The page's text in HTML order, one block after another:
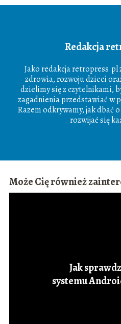
Redakcja
Jako redakcja retropress.pl
zdrowia, rozwoju dzieci
dzielimy się z czytelnikami,
zagadnienia przedstawiać w
Razem odkrywamy, jak dbać
rozwijać się
Może Cię również
Jak
systemu